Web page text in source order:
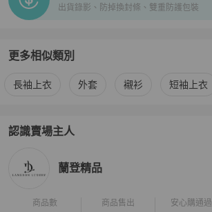
出貨錄影、防掉換封條、雙重防護包裝
更多相似類別
更多Prada 相似商品推薦
長袖上衣 外套 襯衫 短袖上衣
認識賣場主人
PopChill 拍拍圈嚴選賣家
蘭登精品
商品數 商品售出 安心購通過